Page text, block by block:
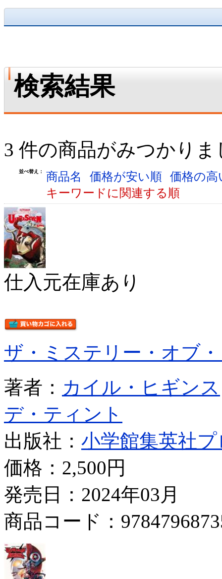
検索結果
3 件の商品がみつかりま
並べ替え： 商品名 価格が安い順 価格の
キーワードに関連する順
仕入元在庫あり
ザ・ミステリー・オブ
著者： カイル・ヒギンス
デ・ティント
出版社： 小学館集英社
価格： 2,500円
発売日：2024年03月
商品コード：